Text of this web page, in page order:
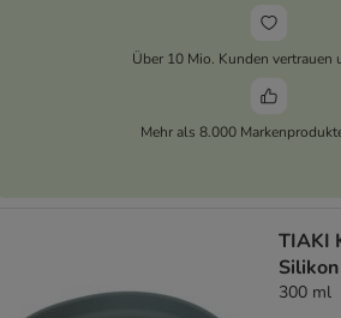
Über 10 Mio. Kunden vertrauen
Mehr als 8.000
TIAKI
Silikon
300 ml